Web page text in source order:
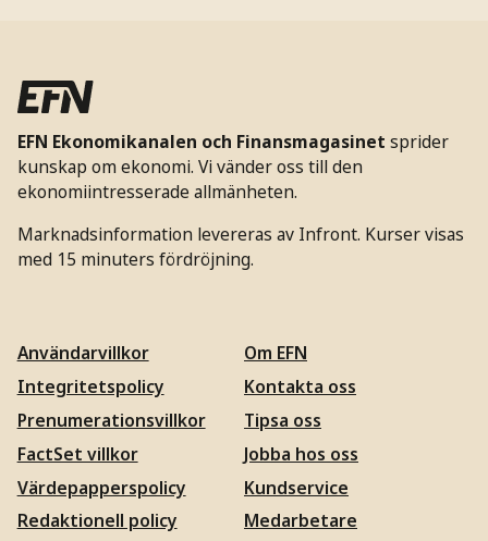
EFN Ekonomikanalen och Finansmagasinet sprider
kunskap om ekonomi. Vi vänder oss till den
ekonomiintresserade allmänheten.
Marknadsinformation levereras av Infront. Kurser visas
med 15 minuters fördröjning.
Användarvillkor
Integritetspolicy
Prenumerationsvillkor
FactSet villkor
Värdepapperspolicy
Redaktionell policy
Om EFN
Kontakta oss
Tipsa oss
Jobba hos oss
Kundservice
Medarbetare